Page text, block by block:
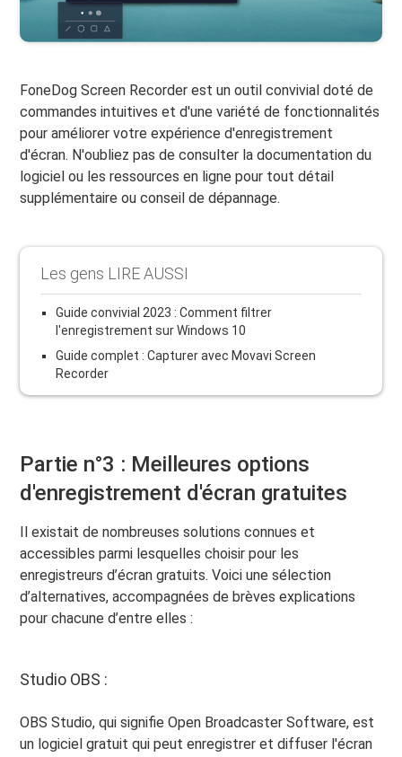
FoneDog Screen Recorder est un outil convivial doté de
commandes intuitives et d'une variété de fonctionnalités
pour améliorer votre expérience d'enregistrement
d'écran. N'oubliez pas de consulter la documentation du
logiciel ou les ressources en ligne pour tout détail
supplémentaire ou conseil de dépannage.
Les gens LIRE AUSSI
Guide convivial 2023 : Comment filtrer
l'enregistrement sur Windows 10
Guide complet : Capturer avec Movavi Screen
Recorder
Partie n°3 : Meilleures options
d'enregistrement d'écran gratuites
Il existait de nombreuses solutions connues et
accessibles parmi lesquelles choisir pour les
enregistreurs d’écran gratuits. Voici une sélection
d’alternatives, accompagnées de brèves explications
pour chacune d’entre elles :
Studio OBS :
OBS Studio, qui signifie Open Broadcaster Software, est
un logiciel gratuit qui peut enregistrer et diffuser l'écran